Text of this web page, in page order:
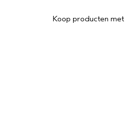
Koop producten met